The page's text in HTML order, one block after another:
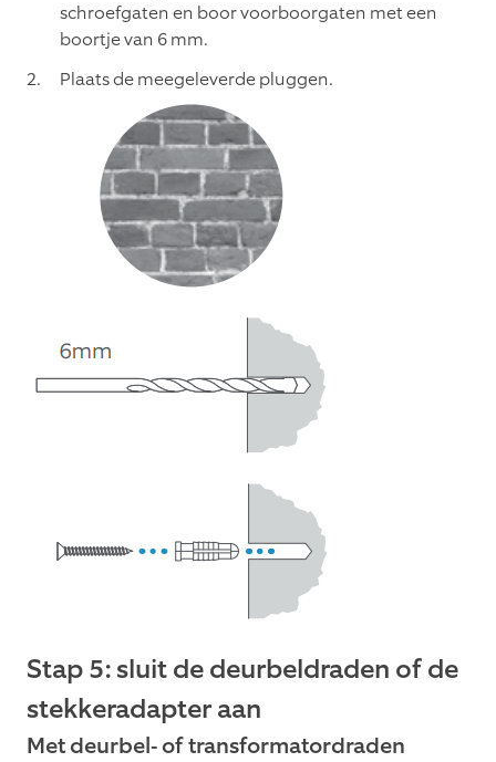
schroefgaten en boor voorboorgaten met een
boortje van 6 mm.
Plaats de meegeleverde pluggen.
Stap 5: sluit de deurbeldraden of de
stekkeradapter aan
Met deurbel- of transformatordraden